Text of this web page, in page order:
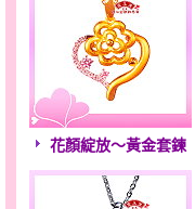
花顏綻放～黃金套鍊